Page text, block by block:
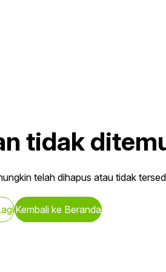
tidak
telah dihapus atau tidak
Kembali ke Beranda